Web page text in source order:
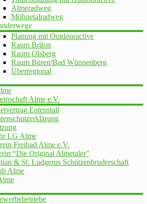
Almeradweg
Möhnetalradweg
Planung mit Outdooractive
Raum Brilon
Raum Olsberg
Raum Büren/Bad Wünnenberg
Überregional
Alme e.V.
Entenstall
LG Alme
Freibad Alme e.V.
“Die Original Almetaler”
& St. Ludgerus Schützenbruderschaft
Alme